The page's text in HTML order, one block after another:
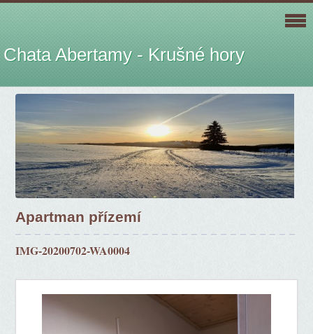
Chata Abertamy - Krušné hory
Apartman přízemí
IMG-20200702-WA0004